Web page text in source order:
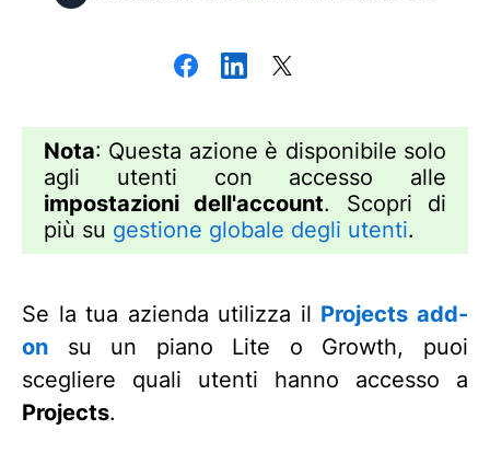
Nota: Questa azione è disponibile solo
agli utenti con accesso alle
impostazioni dell'account. Scopri di
più su gestione globale degli utenti.
Se la tua azienda utilizza il Projects add-
on su un piano Lite o Growth, puoi
scegliere quali utenti hanno accesso a
Projects.